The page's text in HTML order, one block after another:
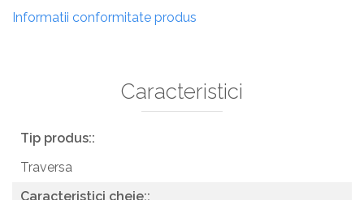
Informatii conformitate produs
Caracteristici
Tip produs::
Traversa
Caracteristici cheie::